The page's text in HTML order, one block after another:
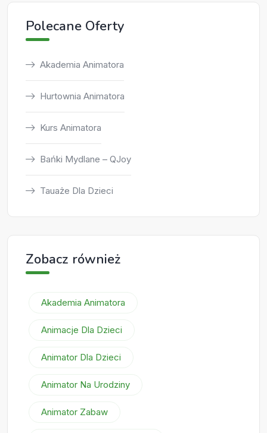
Polecane Oferty
Akademia Animatora
Hurtownia Animatora
Kurs Animatora
Bańki Mydlane – QJoy
Tauaże Dla Dzieci
Zobacz również
Akademia Animatora
Animacje Dla Dzieci
Animator Dla Dzieci
Animator Na Urodziny
Animator Zabaw